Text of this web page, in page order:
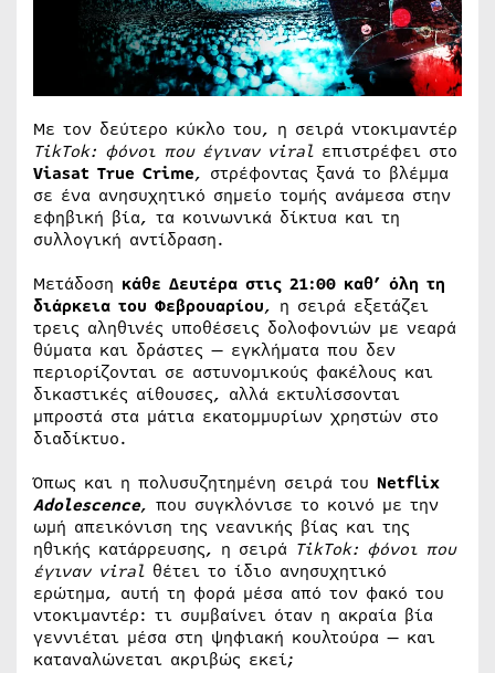
Με τον δεύτερο κύκλο του, η σειρά ντοκιμαντέρ
TikTok: φόνοι που έγιναν viral επιστρέφει στο
Viasat True Crime, στρέφοντας ξανά το βλέμμα
σε ένα ανησυχητικό σημείο τομής ανάμεσα στην
εφηβική βία, τα κοινωνικά δίκτυα και τη
συλλογική αντίδραση.
Μετάδοση κάθε Δευτέρα στις 21:00 καθ’ όλη τη
διάρκεια του Φεβρουαρίου, η σειρά εξετάζει
τρεις αληθινές υποθέσεις δολοφονιών με νεαρά
θύματα και δράστες — εγκλήματα που δεν
περιορίζονται σε αστυνομικούς φακέλους και
δικαστικές αίθουσες, αλλά εκτυλίσσονται
μπροστά στα μάτια εκατομμυρίων χρηστών στο
διαδίκτυο.
Όπως και η πολυσυζητημένη σειρά του Netflix
Adolescence, που συγκλόνισε το κοινό με την
ωμή απεικόνιση της νεανικής βίας και της
ηθικής κατάρρευσης, η σειρά TikTok: φόνοι που
έγιναν viral θέτει το ίδιο ανησυχητικό
ερώτημα, αυτή τη φορά μέσα από τον φακό του
ντοκιμαντέρ: τι συμβαίνει όταν η ακραία βία
γεννιέται μέσα στη ψηφιακή κουλτούρα — και
καταναλώνεται ακριβώς εκεί;